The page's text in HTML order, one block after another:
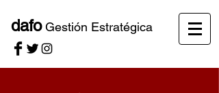
dafoGestión Estratégica